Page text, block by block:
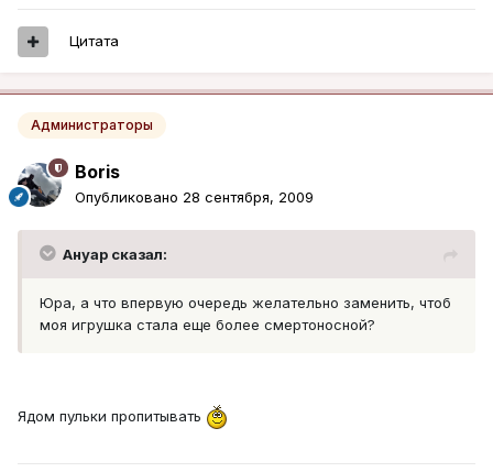
Цитата
Администраторы
Boris
Опубликовано 28 сентября, 2009
Ануар сказал:
Юра, а что впервую очередь желательно заменить, чтоб
моя игрушка стала еще более смертоносной?
Ядом пульки пропитывать